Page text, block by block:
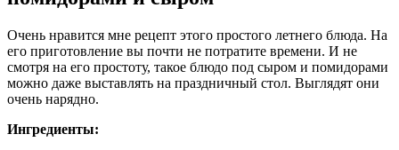
Очень нравится мне рецепт этого простого летнего блюда. На
его приготовление вы почти не потратите времени. И не
смотря на его простоту, такое блюдо под сыром и помидорами
можно даже выставлять на праздничный стол. Выглядят они
очень нарядно.
Ингредиенты: